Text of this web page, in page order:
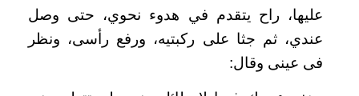
عليها، راح يتقدم في هدوء نحوي، حتى وصل
عندي، ثم جثا على ركبتيه، ورفع رأسى، ونظر
فى عينى وقال: